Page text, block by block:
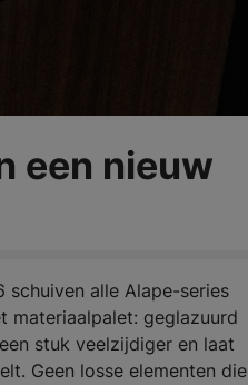
een nieuw
schuiven alle Alape-series
materiaalpalet: geglazuurd
stuk veelzijdiger en laat
Geen losse elementen die